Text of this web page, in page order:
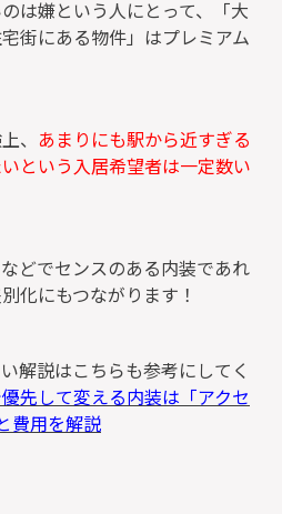
は嫌という人にとって、「大
街にある物件」はプレミアム
、 あまりにも駅から近すぎる
という入居希望者は一定数い
どでセンスのある内装であれ
化にもつながります！
解説はこちらも参考にしてく
先して変える内装は「アクセ
費用を解説